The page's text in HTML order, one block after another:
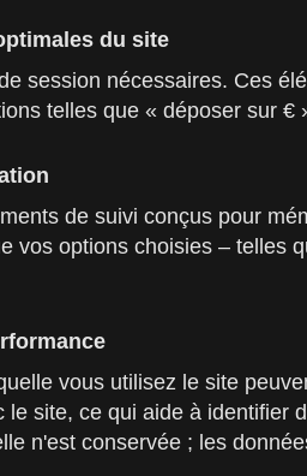
du site
session nécessaires. Ces
telles que « déposer sur
de suivi conçus pour
vos options choisies – telles
vous utilisez le site
le site, ce qui aide à
n'est conservée ; les